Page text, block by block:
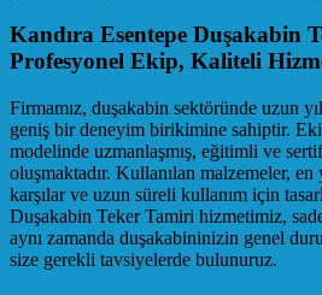
Kandıra Esentepe Duşakabin
Profesyonel Ekip, Kaliteli
Firmamız, duşakabin sektöründe uzun
geniş bir deneyim birikimine sahiptir.
modelinde uzmanlaşmış, eğitimli ve
oluşmaktadır. Kullanılan malzemeler, en
karşılar ve uzun süreli kullanım için
Duşakabin Teker Tamiri hizmetimiz,
aynı zamanda duşakabininizin genel
size gerekli tavsiyelerde bulunuruz.